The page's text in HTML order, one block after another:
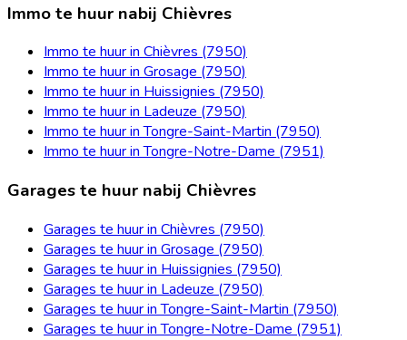
Immo te huur nabij Chièvres
Immo te huur in Chièvres (7950)
Immo te huur in Grosage (7950)
Immo te huur in Huissignies (7950)
Immo te huur in Ladeuze (7950)
Immo te huur in Tongre-Saint-Martin (7950)
Immo te huur in Tongre-Notre-Dame (7951)
Garages te huur nabij Chièvres
Garages te huur in Chièvres (7950)
Garages te huur in Grosage (7950)
Garages te huur in Huissignies (7950)
Garages te huur in Ladeuze (7950)
Garages te huur in Tongre-Saint-Martin (7950)
Garages te huur in Tongre-Notre-Dame (7951)